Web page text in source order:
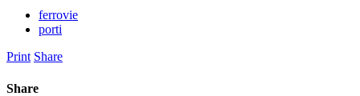
ferrovie
porti
Print Share
Share